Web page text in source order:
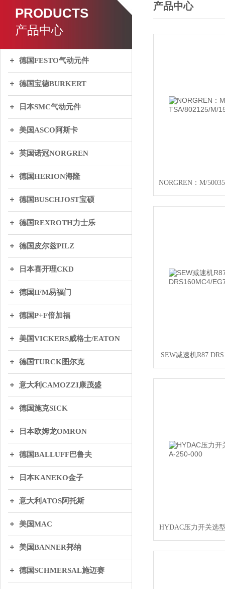
PRODUCTS
产品中心
德国FESTO气动元件
德国宝德BURKERT
日本SMC气动元件
美国ASCO阿斯卡
英国诺冠NORGREN
德国HERION海隆
德国BUSCHJOST宝硕
德国REXROTH力士乐
德国皮尔兹PILZ
日本喜开理CKD
德国IFM易福门
德国P+F倍加福
美国VICKERS威格士/EATON
德国TURCK图尔克
意大利CAMOZZI康茂盛
德国施克SICK
日本欧姆龙OMRON
德国BALLUFF巴鲁夫
日本KANEKO金子
意大利ATOS阿托斯
美国MAC
美国BANNER邦纳
德国SCHMERSAL施迈赛
产品中心
SEW减速机R87
HYDAC压力开关选